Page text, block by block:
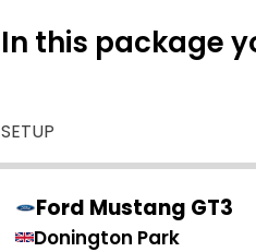
In this package
SETUP
Ford Mustang GT3
Donington Park